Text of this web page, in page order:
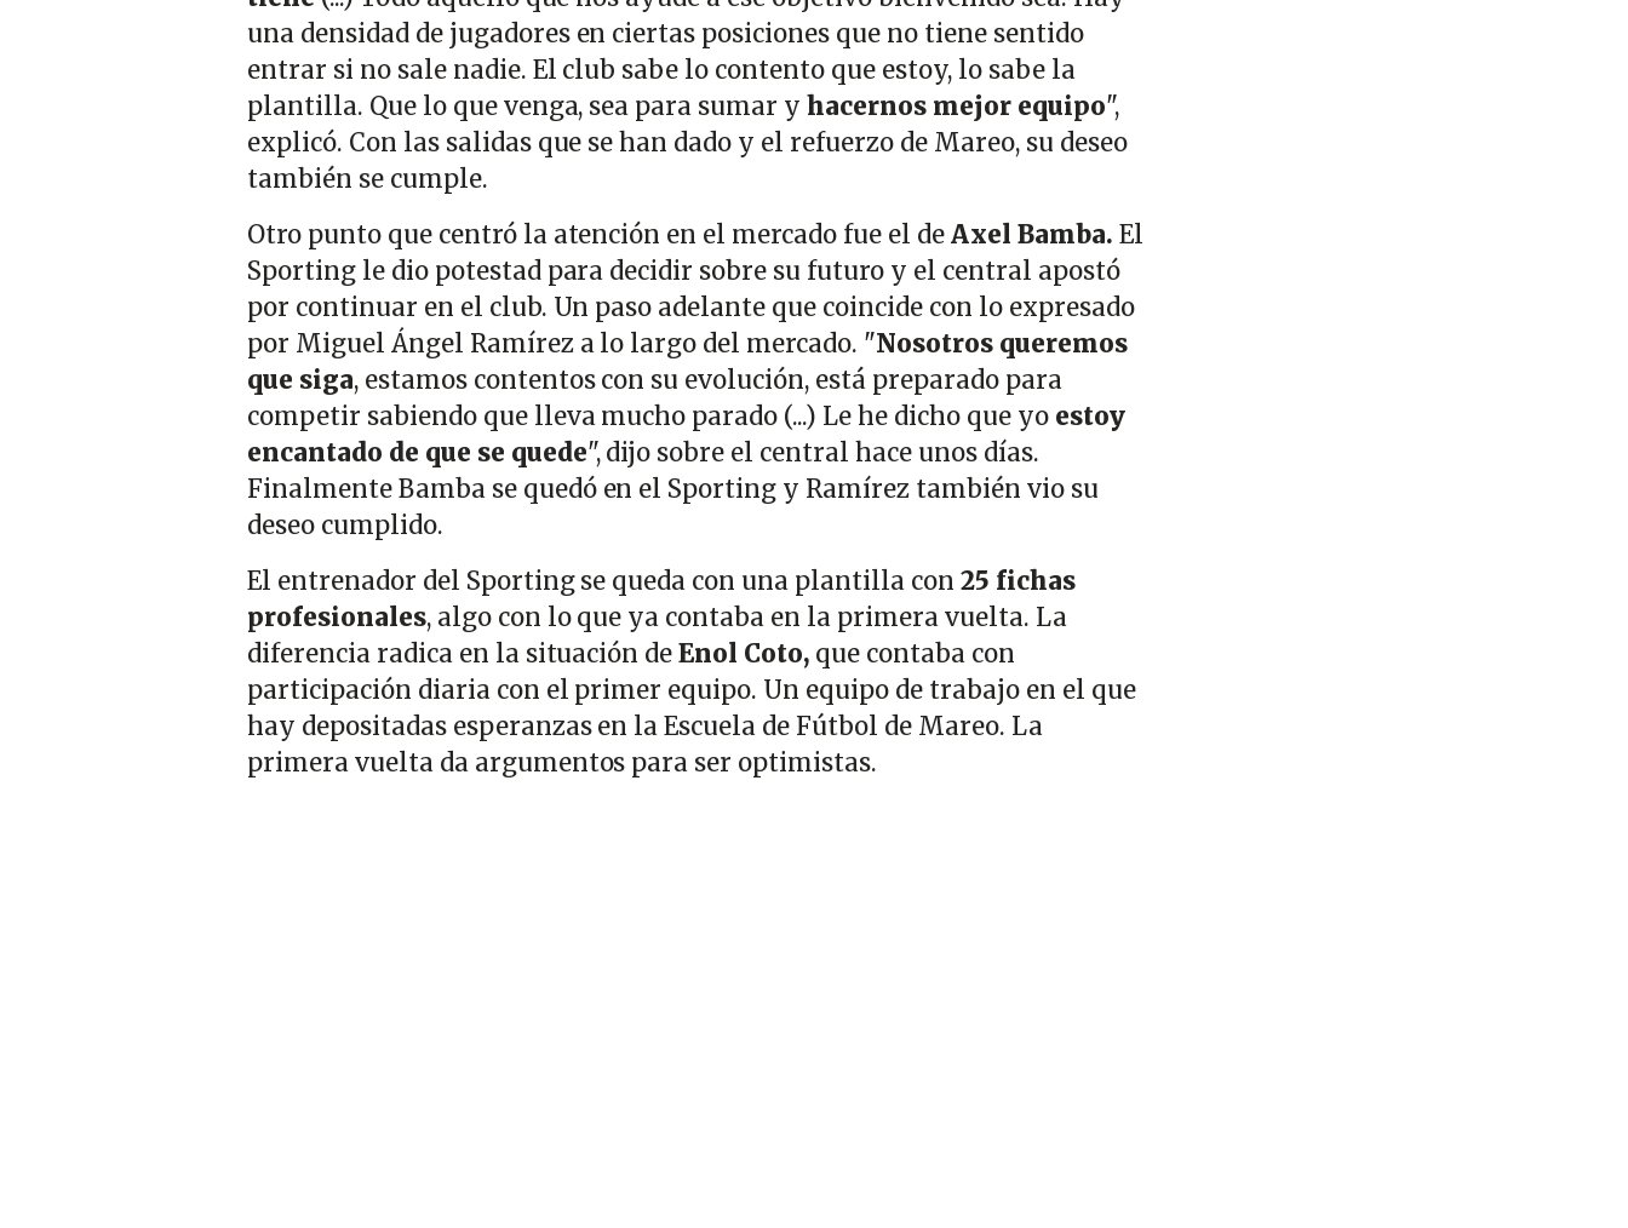
una densidad de jugadores en ciertas posiciones que no tiene sentido
entrar si no sale nadie. El club sabe lo contento que estoy, lo sabe la
plantilla. Que lo que venga, sea para sumar y hacernos mejor equipo",
explicó. Con las salidas que se han dado y el refuerzo de Mareo, su deseo
también se cumple.
Otro punto que centró la atención en el mercado fue el deAxel Bamba. El
Sporting le dio potestad para decidir sobre su futuro y el central apostó
por continuar en el club. Un paso adelante que coincide con lo expresado
por Miguel Ángel Ramírez a lo largo del mercado. "Nosotros queremos
que siga, estamos contentos con su evolución, está preparado para
competir sabiendo que lleva mucho parado (...) Le he dicho que yo estoy
encantado de que se quede", dijo sobre el central hace unos días.
Finalmente Bamba se quedó en el Sporting y Ramírez también vio su
deseo cumplido.
El entrenador del Sporting se queda con una plantilla con 25 fichas
profesionales, algo con lo que ya contaba en la primera vuelta. La
diferencia radica en la situación deEnol Coto, que contaba con
participación diaria con el primer equipo. Un equipo de trabajo en el que
hay depositadas esperanzas en la Escuela de Fútbol de Mareo. La
primera vuelta da argumentos para ser optimistas.